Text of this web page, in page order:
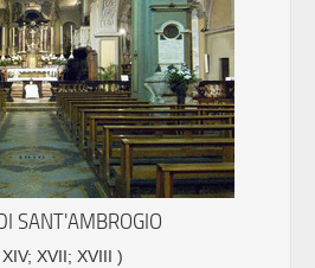
SANT'AMBROGIO
XVII; XVIII )